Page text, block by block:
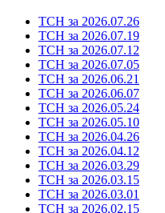
ТСН за 2026.07.26
ТСН за 2026.07.19
ТСН за 2026.07.12
ТСН за 2026.07.05
ТСН за 2026.06.21
ТСН за 2026.06.07
ТСН за 2026.05.24
ТСН за 2026.05.10
ТСН за 2026.04.26
ТСН за 2026.04.12
ТСН за 2026.03.29
ТСН за 2026.03.15
ТСН за 2026.03.01
ТСН за 2026.02.15